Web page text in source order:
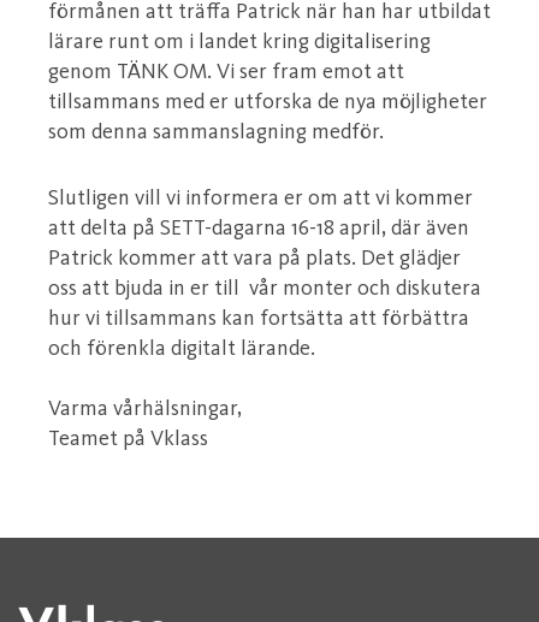
förmånen att träffa Patrick när han har utbildat
lärare runt om i landet kring digitalisering
genom TÄNK OM. Vi ser fram emot att
tillsammans med er utforska de nya möjligheter
som denna sammanslagning medför.
Slutligen vill vi informera er om att vi kommer
att delta på SETT-dagarna 16-18 april, där även
Patrick kommer att vara på plats. Det glädjer
oss att bjuda in er till vår monter och diskutera
hur vi tillsammans kan fortsätta att förbättra
och förenkla digitalt lärande.
Varma vårhälsningar,
Teamet på Vklass